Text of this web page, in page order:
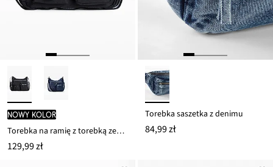
nowy kolor
Torebka na ramię z torebką zewnętrzną
129,99 zł
Torebka saszetka z denimu
84,99 zł